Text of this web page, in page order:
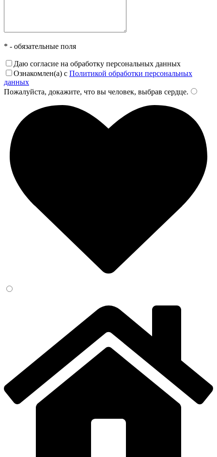
* - обязательные поля
Даю согласие на обработку персональных данных
Ознакомлен(а) с Политикой обработки персональных
данных
Пожалуйста, докажите, что вы человек, выбрав сердце.